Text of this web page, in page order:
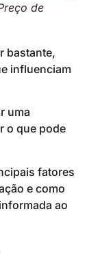
de
bastante,
influenciam
uma
o que pode
fatores
e como
ao